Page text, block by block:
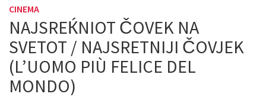
CINEMA
NAJSREЌNIOT ČOVEK NA
SVETOT / NAJSRETNIJI ČOVJEK
(L’UOMO PIÙ FELICE DEL
MONDO)